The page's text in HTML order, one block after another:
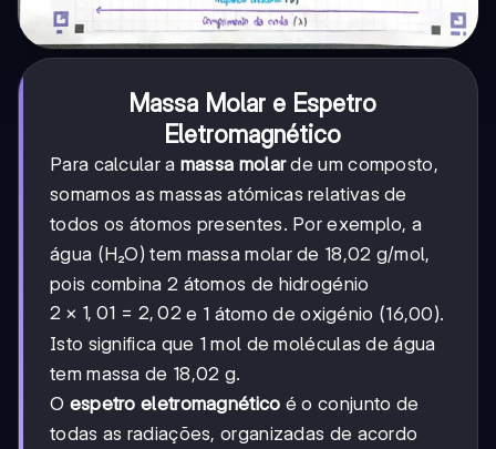
Massa Molar e Espetro
Eletromagnético
Para calcular a massa molarde um composto,
somamos as massas atómicas relativas de
todos os átomos presentes. Por exemplo, a
água (H₂O) tem massa molar de 18,02 g/mol,
pois combina 2 átomos de hidrogénio
2 ×
1,01
=
2,02
2 × 1, 01 = 2, 02 e 1 átomo de oxigénio (16,00).
Isto significa que 1 mol de moléculas de água
tem massa de 18,02 g.
O espetro eletromagnético é o conjunto de
todas as radiações, organizadas de acordo